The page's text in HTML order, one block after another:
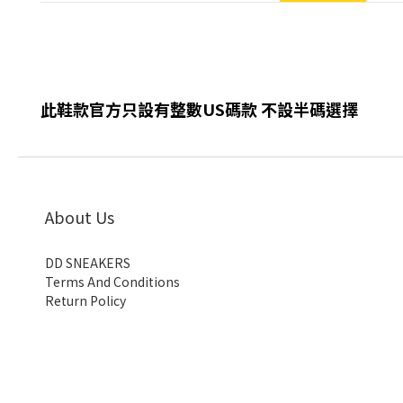
此鞋款官方只設有整數US碼款 不設半碼選擇
About Us
DD SNEAKERS
Terms And Conditions
Return Policy